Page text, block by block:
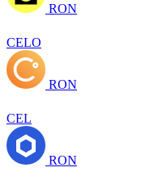
RON
CELO
RON
CEL
RON